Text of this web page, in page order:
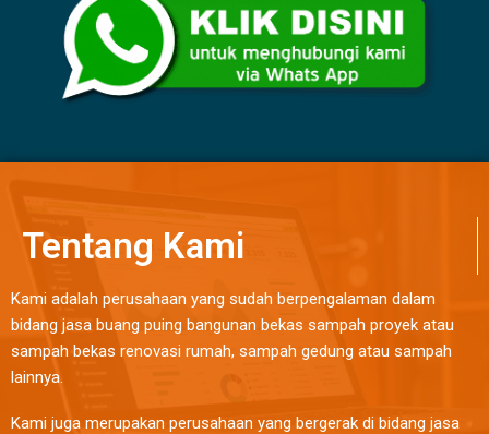
Tentang Kami
Kami adalah perusahaan yang sudah berpengalaman dalam
bidang jasa buang puing bangunan bekas sampah proyek atau
sampah bekas renovasi rumah, sampah gedung atau sampah
lainnya.
Kami juga merupakan perusahaan yang bergerak di bidang jasa